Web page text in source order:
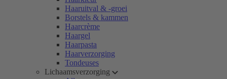
Haaruitval & -groei
Borstels & kammen
Haarcrème
Haargel
Haarpasta
Haarverzorging
Tondeuses
Lichaamsverzorging